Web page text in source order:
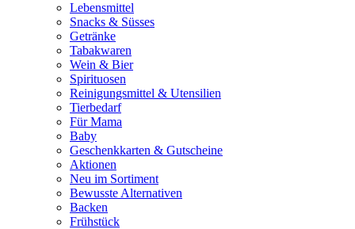
Lebensmittel
Snacks & Süsses
Getränke
Tabakwaren
Wein & Bier
Spirituosen
Reinigungsmittel & Utensilien
Tierbedarf
Für Mama
Baby
Geschenkkarten & Gutscheine
Aktionen
Neu im Sortiment
Bewusste Alternativen
Backen
Frühstück